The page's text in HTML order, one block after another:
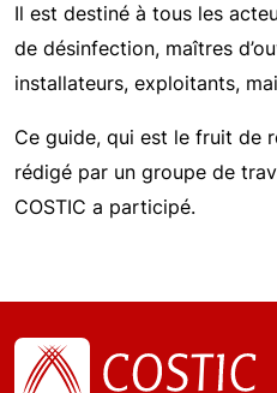
Il est destiné à tous les
de désinfection, maîtres
installateurs, exploitants,
Ce guide, qui est le fruit de
rédigé par un groupe de
COSTIC a participé.